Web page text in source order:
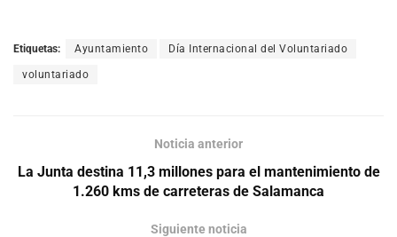
Etiquetas: Ayuntamiento Día Internacional del Voluntariado
voluntariado
Noticia anterior
La Junta destina 11,3 millones para el mantenimiento de
1.260 kms de carreteras de Salamanca
Siguiente noticia